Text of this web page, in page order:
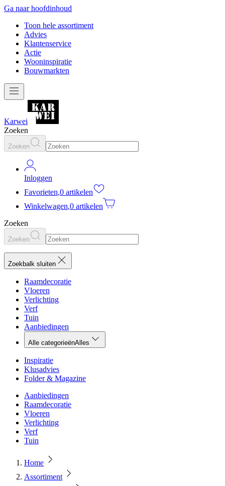
Ga naar hoofdinhoud
Toon hele assortiment
Advies
Klantenservice
Actie
Wooninspiratie
Bouwmarkten
Karwei
Zoeken
Zoeken
Inloggen
Favorieten,0 artikelen
Winkelwagen,0 artikelen
Zoeken
Zoeken
Zoekbalk sluiten
Raamdecoratie
Vloeren
Verlichting
Verf
Tuin
Aanbiedingen
Alle categorieënAlles
Inspiratie
Klusadvies
Folder & Magazine
Aanbiedingen
Raamdecoratie
Vloeren
Verlichting
Verf
Tuin
Home
Assortiment